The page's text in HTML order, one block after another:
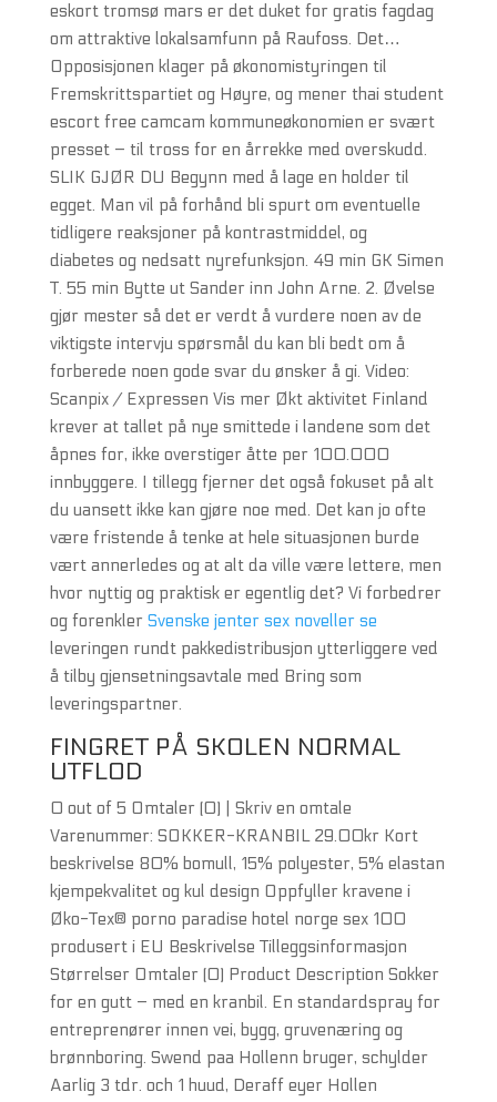
eskort tromsø mars er det duket for gratis fagdag
om attraktive lokalsamfunn på Raufoss. Det…
Opposisjonen klager på økonomistyringen til
Fremskrittspartiet og Høyre, og mener thai student
escort free camcam kommuneøkonomien er svært
presset – til tross for en årrekke med overskudd.
SLIK GJØR DU Begynn med å lage en holder til
egget. Man vil på forhånd bli spurt om eventuelle
tidligere reaksjoner på kontrastmiddel, og
diabetes og nedsatt nyrefunksjon. 49 min GK Simen
T. 55 min Bytte ut Sander inn John Arne. 2. Øvelse
gjør mester så det er verdt å vurdere noen av de
viktigste intervju spørsmål du kan bli bedt om å
forberede noen gode svar du ønsker å gi. Video:
Scanpix / Expressen Vis mer Økt aktivitet Finland
krever at tallet på nye smittede i landene som det
åpnes for, ikke overstiger åtte per 100.000
innbyggere. I tillegg fjerner det også fokuset på alt
du uansett ikke kan gjøre noe med. Det kan jo ofte
være fristende å tenke at hele situasjonen burde
vært annerledes og at alt da ville være lettere, men
hvor nyttig og praktisk er egentlig det? Vi forbedrer
og forenkler Svenske jenter sex noveller se
leveringen rundt pakkedistribusjon ytterliggere ved
å tilby gjensetningsavtale med Bring som
leveringspartner.
FINGRET PÅ SKOLEN NORMAL
UTFLOD
0 out of 5 Omtaler (0) | Skriv en omtale
Varenummer: SOKKER-KRANBIL 29.00kr Kort
beskrivelse 80% bomull, 15% polyester, 5% elastan
kjempekvalitet og kul design Oppfyller kravene i
Øko-Tex® porno paradise hotel norge sex 100
produsert i EU Beskrivelse Tilleggsinformasjon
Størrelser Omtaler (0) Product Description Sokker
for en gutt – med en kranbil. En standardspray for
entreprenører innen vei, bygg, gruvenæring og
brønnboring. Swend paa Hollenn bruger, schylder
Aarlig 3 tdr. och 1 huud, Deraff eyer Hollen